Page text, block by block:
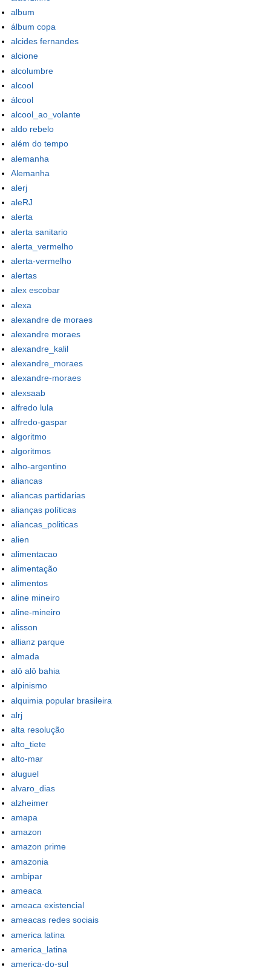
album
álbum copa
alcides fernandes
alcione
alcolumbre
alcool
álcool
alcool_ao_volante
aldo rebelo
além do tempo
alemanha
Alemanha
alerj
aleRJ
alerta
alerta sanitario
alerta_vermelho
alerta-vermelho
alertas
alex escobar
alexa
alexandre de moraes
alexandre moraes
alexandre_kalil
alexandre_moraes
alexandre-moraes
alexsaab
alfredo lula
alfredo-gaspar
algoritmo
algoritmos
alho-argentino
aliancas
aliancas partidarias
alianças políticas
aliancas_politicas
alien
alimentacao
alimentação
alimentos
aline mineiro
aline-mineiro
alisson
allianz parque
almada
alô alô bahia
alpinismo
alquimia popular brasileira
alrj
alta resolução
alto_tiete
alto-mar
aluguel
alvaro_dias
alzheimer
amapa
amazon
amazon prime
amazonia
ambipar
ameaca
ameaca existencial
ameacas redes sociais
america latina
america_latina
america-do-sul